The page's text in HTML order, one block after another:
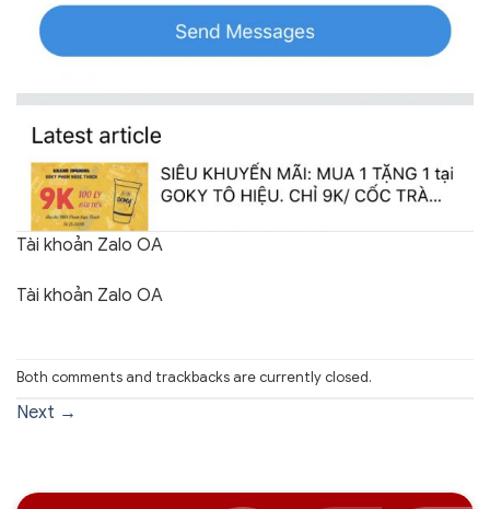
Tài khoản Zalo OA
Tài khoản Zalo OA
Both comments and trackbacks are currently closed.
Next →